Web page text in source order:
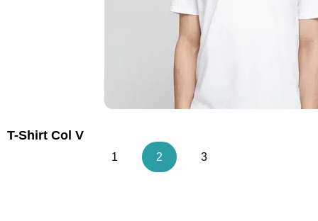
T-Shirt Col V
1 2 3